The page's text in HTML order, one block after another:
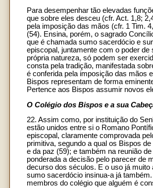
Para desempenhar tão elevadas
que sobre eles desceu (cfr. Act. 1,8;
pela imposição das mãos (cfr. 1 Tim.
(54). Ensina, porém, o sagrado
que é chamada sumo sacerdócio e
episcopal, juntamente com o poder
própria natureza, só podem ser
consta pela tradição, manifestada
é conferida pela imposição das mãos
Bispos representam de forma
Pertence aos Bispos assumir novos
O Colégio dos Bispos e a sua
22. Assim como, por instituição do
estão unidos entre si o Romano
episcopal, claramente comprovada
primitiva, segundo a qual os Bispos
e da paz (59); e também na reunião
ponderada a decisão pelo parecer de
decurso dos séculos. E o uso já
sumo sacerdócio insinua-a já
membros do colégio que alguém é